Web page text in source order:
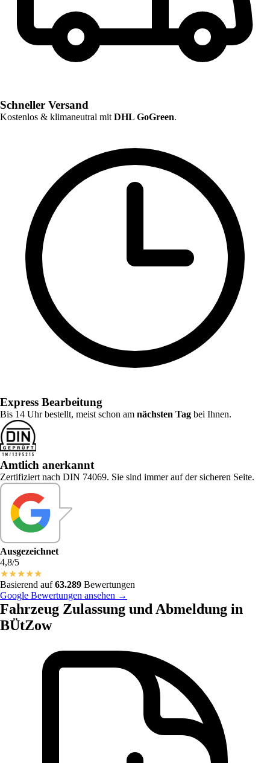
Schneller Versand
Kostenlos & klimaneutral mit DHL GoGreen.
Express Bearbeitung
Bis 14 Uhr bestellt, meist schon am nächsten Tag bei Ihnen.
Amtlich anerkannt
Zertifiziert nach DIN 74069. Sie sind immer auf der sicheren Seite.
Ausgezeichnet
4,8/5
★★★★★
Basierend auf63.289 Bewertungen
Google Bewertungen ansehen →
Fahrzeug Zulassung und Abmeldung in
BÜtZow